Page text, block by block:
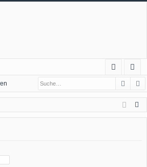
m
el
ist
rie